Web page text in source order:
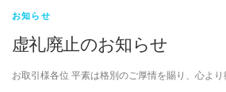
お知らせ
虚礼廃止のお知らせ
お取引様各位 平素は格別のご厚情を賜り、心よ